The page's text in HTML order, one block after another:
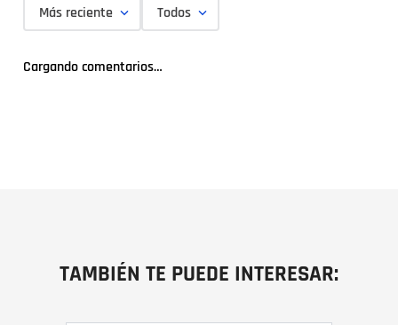
Más reciente Todos
Cargando comentarios…
TAMBIÉN TE PUEDE INTERESAR: